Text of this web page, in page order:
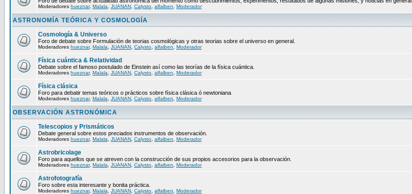
Moderadores hueznar, Malala JUANAN Calysto alfalben Moderador
ASTRONOMÍA TEÓRICA Y COSMOLOGÍA
Cosmología & Universo
Foro de debate sobre Formulación de teorias cosmológicas y otras teorias sobre el universo en general.
Moderadores hueznar, Malala JUANAN Calysto alfalben Moderador
Física cuántica & Relatividad
Debate sobre el famoso postulado de Einstein así como las teorías de la física cuántica.
Moderadores hueznar, Malala JUANAN Calysto alfalben Moderador
Física clásica
Foro para debatir temas teóricos o prácticos sobre física clásica ó newtoniana
Moderadores hueznar, Malala JUANAN Calysto alfalben Moderador
OBSERVACIÓN ASTRONÓMICA
Telescopios y Prismáticos
Debate general sobre estos preciados instrumentos de observación.
Moderadores hueznar, Malala JUANAN Calysto alfalben Moderador
Astrobricolage
Foro para aquellos que se atreven con la construcción de sus propios accesorios para la observación.
Moderadores hueznar, Malala JUANAN Calysto alfalben Moderador
Astrofotografía
Foro sobre esta interesante y bonita práctica.
Moderadores hueznar, Malala JUANAN Calysto alfalben Moderador